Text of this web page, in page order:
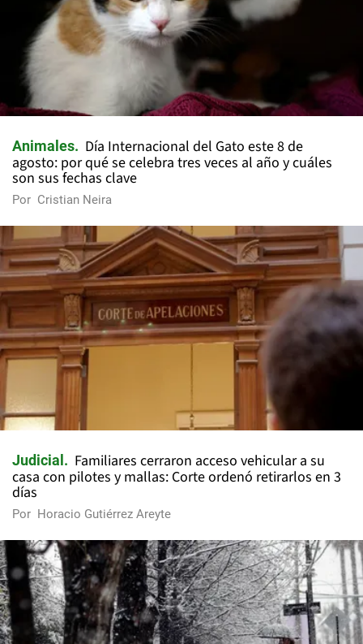
Animales
Día Internacional del Gato este 8 de
agosto: por qué se celebra tres veces al año y cuáles
son sus fechas clave
Por Cristian Neira
Judicial
Familiares cerraron acceso vehicular a su
casa con pilotes y mallas: Corte ordenó retirarlos en 3
días
Por Horacio Gutiérrez Areyte